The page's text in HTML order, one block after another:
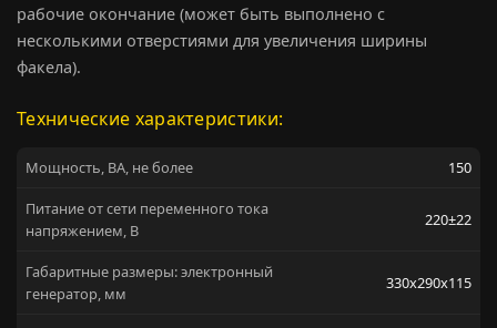
рабочие окончание (может быть выполнено с
несколькими отверстиями для увеличения ширины
факела).
Технические характеристики:
Мощность, ВА, не более 150
Питание от сети переменного тока
напряжением, В
220±22
Габаритные размеры: электронный
генератор, мм
330х290х115